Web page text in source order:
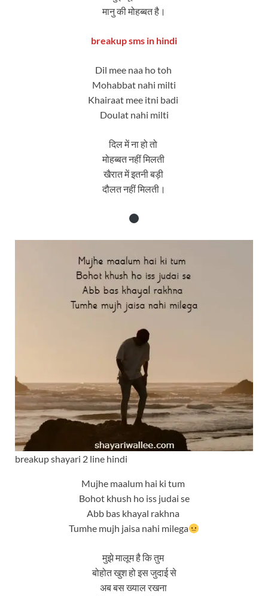
मानु की मोहब्बत है।
breakup sms in hindi
Dil mee naa ho toh
Mohabbat nahi milti
Khairaat mee itni badi
Doulat nahi milti
दिल में ना हो तो
मोहब्बत नहीं मिलती
खैरात में इतनी बड़ी
दौलत नहीं मिलती।
breakup shayari 2 line hindi
Mujhe maalum hai ki tum
Bohot khush ho iss judai se
Abb bas khayal rakhna
Tumhe mujh jaisa nahi milega
मुझे मालूम है कि तुम
बोहोत खुश हो इस जुदाई से
अब बस ख्याल रखना